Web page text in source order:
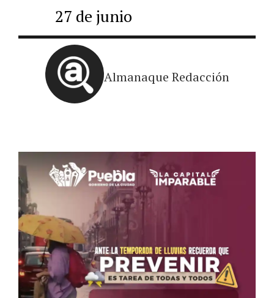
27 de junio
Almanaque Redacción